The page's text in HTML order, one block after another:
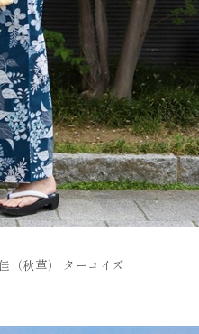
（秋草） ターコイズ